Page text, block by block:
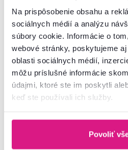
Na prispôsobenie obsahu a
sociálnych médií a analýzu
súbory cookie. Informácie o
webové stránky, poskytujeme
oblasti sociálnych médií,
môžu príslušné informácie
údajmi, ktoré ste im poskytli
keď ste používali ich služby.
Povoliť
Kontaktujte nás a my vám
02/ 40 100 100
Akcia